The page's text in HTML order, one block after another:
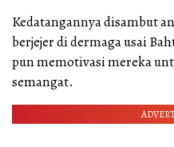
Kedatangannya disambut
berjejer di dermaga usai
pun memotivasi mereka
semangat.